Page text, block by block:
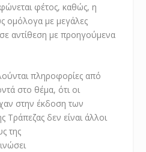
φέτος, καθώς, η
ομόλογα με μεγάλες
αντίθεση με προηγούμενα
πληροφορίες από
στο θέμα, ότι οι
στην έκδοση των
δεν είναι άλλοι
της